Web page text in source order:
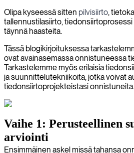
Olipa kyseessä sitten pilvisiirto,
tallennustilasiirto,
täynnä haasteita.
Tässä blogikirjoituksessa
ovat avainasemassa onnistuneessa
Tarkastelemme myös erilaisia
ja suunnittelutekniikoita, jotka voivat
tiedonsiirtoprojekteistasi onnistuneita.
Vaihe 1: Perusteellinen
arviointi
Ensimmäinen askel missä tahansa